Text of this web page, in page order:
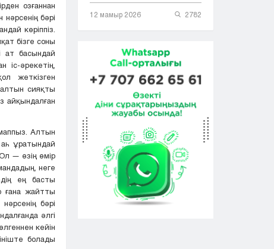
озғаннан
бәрі
көріппіз.
бізге соны
ат басындай
іс-әрекетің,
жеткізген
алтын сияқты
айқындалған
Алтын
ұратындай
— өзің өмір
неге
ең басты
ғана жайтты
бәрі
әлгі
кейін
болады
12 мамыр 2026 2782